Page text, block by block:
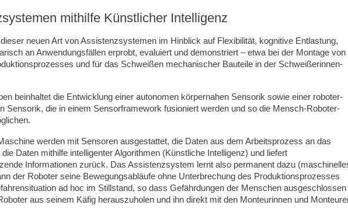
mithilfe Künstlicher Intelligenz
neuen Art von Assistenzsystemen im Hinblick auf Flexibilität, kognitive Entlastung,
an Anwendungsfällen erprobt, evaluiert und demonstriert – etwa bei der Montage von
und für das Schweißen mechanischer Bauteile in der Schweißerinnen-
beinhaltet die Entwicklung einer autonomen körpernahen Sensorik sowie einer roboter-
Sensorik, die in einem Sensorframework fusioniert werden und so die Mensch-Roboter-
werden mit Sensoren ausgestattet, die Daten aus dem Arbeitsprozess an das
Daten mithilfe intelligenter Algorithmen (Künstliche Intelligenz) und liefert
Informationen zurück. Das Assistenzsystem lernt also permanent dazu
der Roboter seine Bewegungsabläufe ohne Unterbrechung des Produktionsprozesses
ad hoc im Stillstand, so dass Gefährdungen der Menschen ausgeschlossen
aus seinem Käfig herauszuholen und ihn direkt mit den Monteurinnen und